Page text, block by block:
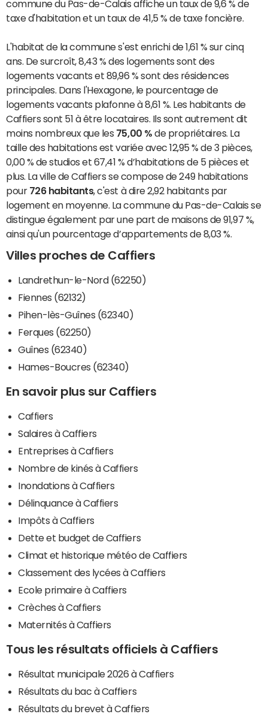
commune du Pas-de-Calais affiche un taux de 9,6 % de
taxe d'habitation et un taux de 41,5 % de taxe foncière.
L'habitat de la commune s'est enrichi de 1,61 % sur cinq
ans. De surcroît, 8,43 % des logements sont des
logements vacants et 89,96 % sont des résidences
principales. Dans l'Hexagone, le pourcentage de
logements vacants plafonne à 8,61 %. Les habitants de
Caffiers sont 51 à être locataires. Ils sont autrement dit
moins nombreux que les 75,00 % de propriétaires. La
taille des habitations est variée avec 12,95 % de 3 pièces,
0,00 % de studios et 67,41 % d’habitations de 5 pièces et
plus. La ville de Caffiers se compose de 249 habitations
pour 726 habitants, c'est à dire 2,92 habitants par
logement en moyenne. La commune du Pas-de-Calais se
distingue également par une part de maisons de 91,97 %,
ainsi qu'un pourcentage d’appartements de 8,03 %.
Villes proches de Caffiers
Landrethun-le-Nord (62250)
Fiennes (62132)
Pihen-lès-Guînes (62340)
Ferques (62250)
Guînes (62340)
Hames-Boucres (62340)
En savoir plus sur Caffiers
Caffiers
Salaires à Caffiers
Entreprises à Caffiers
Nombre de kinés à Caffiers
Inondations à Caffiers
Délinquance à Caffiers
Impôts à Caffiers
Dette et budget de Caffiers
Climat et historique météo de Caffiers
Classement des lycées à Caffiers
Ecole primaire à Caffiers
Crèches à Caffiers
Maternités à Caffiers
Tous les résultats officiels à Caffiers
Résultat municipale 2026 à Caffiers
Résultats du bac à Caffiers
Résultats du brevet à Caffiers